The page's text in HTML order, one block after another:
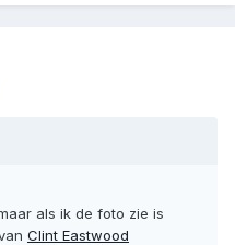
als ik de foto zie is
Clint Eastwood